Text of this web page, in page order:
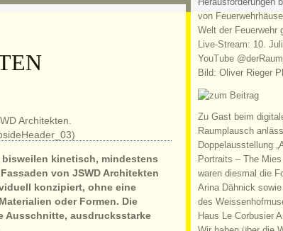
kinetisch, mindestens
von JSWD Architekten
konzipiert, ohne eine
oder Formen. Die
Ausschnitte, ausdrucksstarke
von
Welt der Feuerwehr
Live-Stream: 10.
YouTube
Bild: Oliver Rieger
Zu Gast beim
Raumplausch
Doppelausstellung
Portraits – The Mies
waren diesmal die
Arina Dähnick
des
Haus Le Corbusier